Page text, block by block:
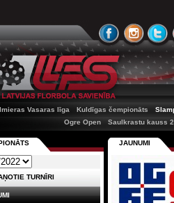
Vasaras līga
Kuldīgas čempionāts
Ogre Open
Saulkrastu kauss
JAUNUMI
TURNĪRI